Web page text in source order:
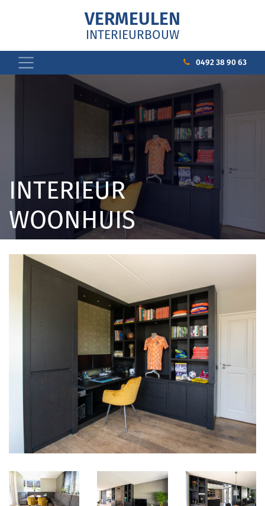
VERMEULEN
INTERIEURBOUW
0492 38 90 63
INTERIEUR
WOONHUIS